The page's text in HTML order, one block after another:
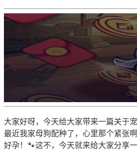
大家好呀，今天给大家带来一篇关于
最近我家母狗配种了，心里那个紧张
好孕！🐾这不，今天就来给大家分享